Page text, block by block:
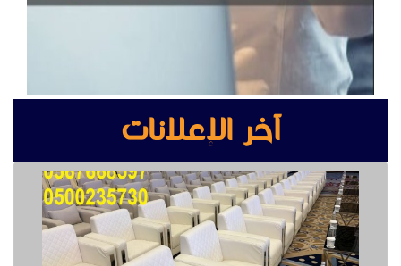
آخر الإعلانات